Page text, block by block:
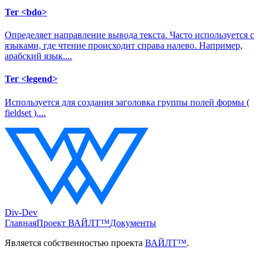
Тег <bdo>
Определяет направление вывода текста. Часто используется с
языками, где чтение происходит справа налево. Например,
арабский язык....
Тег <legend>
Используется для создания заголовка группы полей формы (
fieldset )....
Div-Dev
ГлавнаяПроект ВАЙЛТ™Документы
Является собственностью проекта ВАЙЛТ™.